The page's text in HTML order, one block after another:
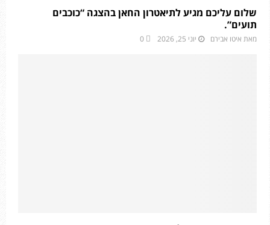
שלום עליכם מגיע לתיאטרון החאן בהצגה “כוכבים
תועים”.
מאת איטו אבירם יוני 25, 2026 0